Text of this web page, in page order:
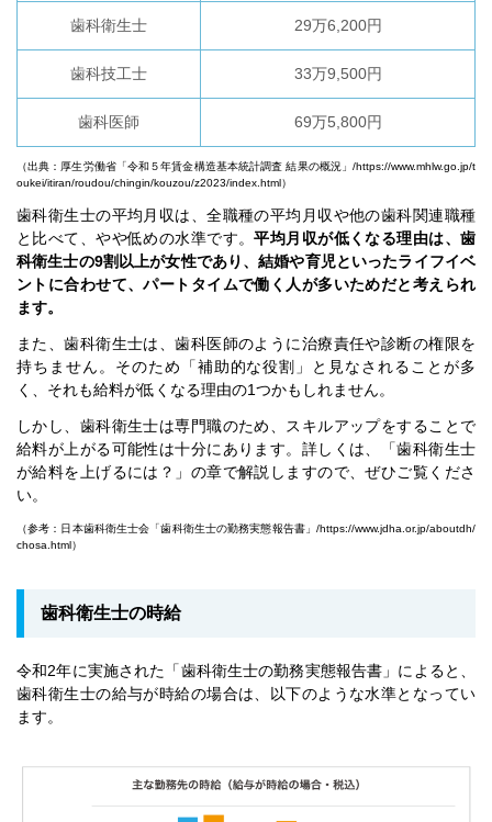
歯科衛生士 29万6,200円
歯科技工士 33万9,500円
歯科医師 69万5,800円
（出典：厚生労働省「令和５年賃金構造基本統計調査 結果の概況」/https://www.mhlw.go.jp/t
oukei/itiran/roudou/chingin/kouzou/z2023/index.html）
歯科衛生士の平均月収は、全職種の平均月収や他の歯科関連職種
と比べて、やや低めの水準です。平均月収が低くなる理由は、歯
科衛生士の9割以上が女性であり、結婚や育児といったライフイベ
ントに合わせて、パートタイムで働く人が多いためだと考えられ
ます。
また、歯科衛生士は、歯科医師のように治療責任や診断の権限を
持ちません。そのため「補助的な役割」と見なされることが多
く、それも給料が低くなる理由の1つかもしれません。
しかし、歯科衛生士は専門職のため、スキルアップをすることで
給料が上がる可能性は十分にあります。詳しくは、「歯科衛生士
が給料を上げるには？」の章で解説しますので、ぜひご覧くださ
い。
（参考：日本歯科衛生士会「歯科衛生士の勤務実態報告書」/https://www.jdha.or.jp/aboutdh/
chosa.html）
歯科衛生士の時給
令和2年に実施された「歯科衛生士の勤務実態報告書」によると、
歯科衛生士の給与が時給の場合は、以下のような水準となってい
ます。